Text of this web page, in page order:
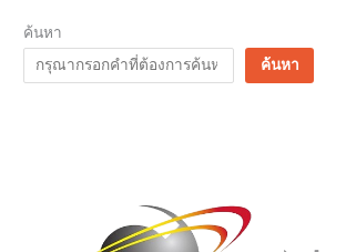
ค้นหา
ค้นหา